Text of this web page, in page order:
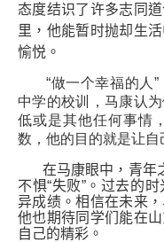
态度结识了许多志同
里，他能暂时抛却生
愉悦。
“做一个幸福的人
中学的校训，马康认
低或是其他任何事情
数，他的目的就是让自
在马康眼中，青年
不惧“失败”。过去的
异成绩。相信在未来
他也期待同学们能在
自己的精彩。